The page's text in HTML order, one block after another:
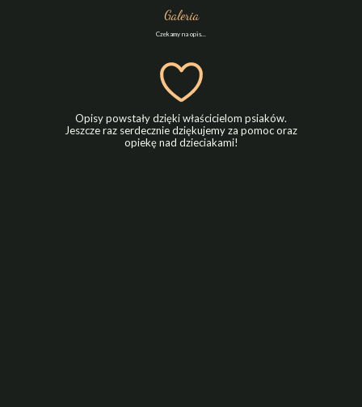
Opisy powstały dzięki właścicielom psiaków.
Jeszcze raz serdecznie dziękujemy za pomoc oraz
opiekę nad dzieciakami!
Czekamy na opis...
Galeria